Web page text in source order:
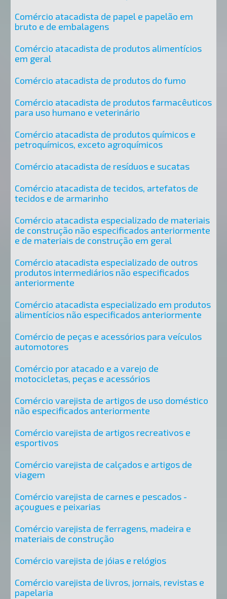
Comércio atacadista de papel e papelão em
bruto e de embalagens
Comércio atacadista de produtos alimentícios
em geral
Comércio atacadista de produtos do fumo
Comércio atacadista de produtos farmacêuticos
para uso humano e veterinário
Comércio atacadista de produtos químicos e
petroquímicos, exceto agroquímicos
Comércio atacadista de resíduos e sucatas
Comércio atacadista de tecidos, artefatos de
tecidos e de armarinho
Comércio atacadista especializado de materiais
de construção não especificados anteriormente
e de materiais de construção em geral
Comércio atacadista especializado de outros
produtos intermediários não especificados
anteriormente
Comércio atacadista especializado em produtos
alimentícios não especificados anteriormente
Comércio de peças e acessórios para veículos
automotores
Comércio por atacado e a varejo de
motocicletas, peças e acessórios
Comércio varejista de artigos de uso doméstico
não especificados anteriormente
Comércio varejista de artigos recreativos e
esportivos
Comércio varejista de calçados e artigos de
viagem
Comércio varejista de carnes e pescados -
açougues e peixarias
Comércio varejista de ferragens, madeira e
materiais de construção
Comércio varejista de jóias e relógios
Comércio varejista de livros, jornais, revistas e
papelaria